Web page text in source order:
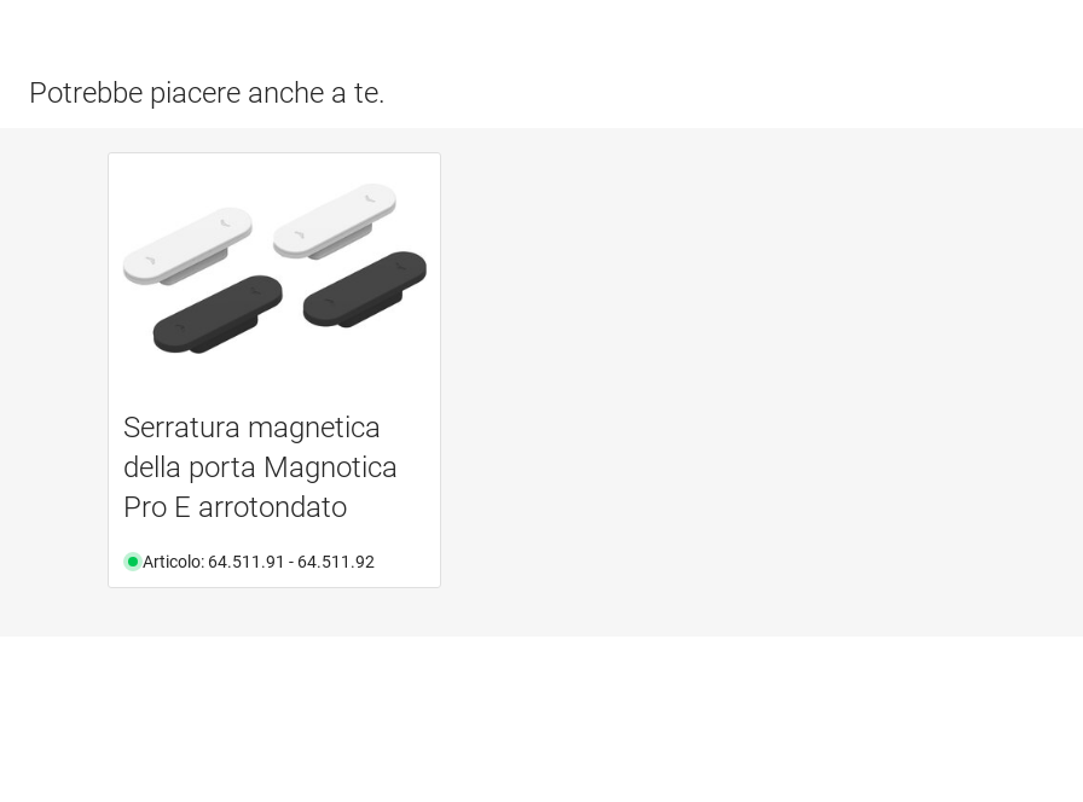
Potrebbe piacere anche a te.
Serratura magnetica
della porta Magnotica
Pro E arrotondato
Articolo: 64.511.91 - 64.511.92